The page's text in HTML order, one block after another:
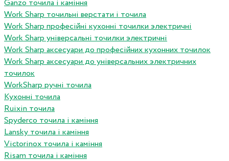
Ganzo точила і каміння
Work Sharp точильні верстати і точила
Work Sharp професiйнi кухоннi точилки электричнi
Work Sharp унiверсальнi точилки электричнi
Work Sharp аксесуари до професiйних кухонних точилок
Work Sharp аксесуари до унiверсальних электричних
точилок
WorkSharp ручні точила
Кухонні точила
Ruixin точила
Spyderco точила і каміння
Lansky точила і каміння
Victorinox точила і каміння
Risam точила і каміння